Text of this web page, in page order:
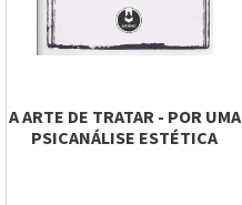
A ARTE DE TRATAR - POR UMA
PSICANÁLISE ESTÉTICA